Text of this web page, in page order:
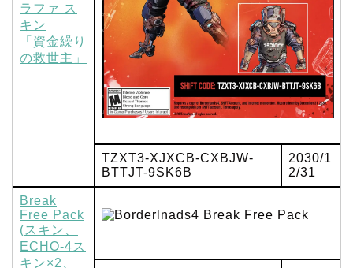
ラファ ス
キン
「資金繰り
の救世主」
TZXT3-XJXCB-CXBJW-
BTTJT-9SK6B
2030/1
2/31
Break
Free Pack
(スキン、
ECHO-4ス
キン×2、